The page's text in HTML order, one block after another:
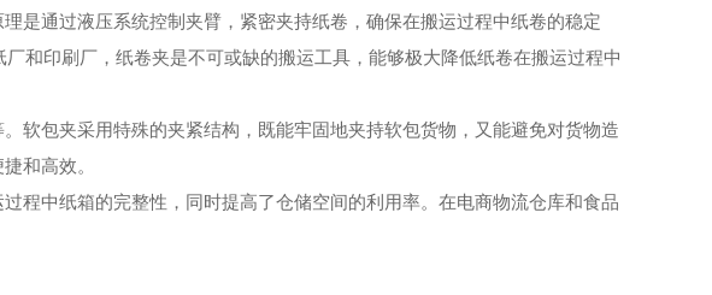
是通过液压系统控制夹臂，紧密夹持纸卷，确保在搬运过程中纸卷的稳定
和印刷厂，纸卷夹是不可或缺的搬运工具，能够极大降低纸卷在搬运过程中
软包夹采用特殊的夹紧结构，既能牢固地夹持软包货物，又能避免对货物造
和高效。
程中纸箱的完整性，同时提高了仓储空间的利用率。在电商物流仓库和食品